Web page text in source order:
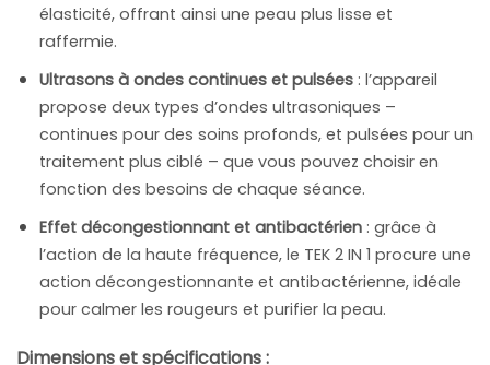
élasticité, offrant ainsi une peau plus lisse et
raffermie.
Ultrasons à ondes continues et pulsées: l’appareil
propose deux types d’ondes ultrasoniques –
continues pour des soins profonds, et pulsées pour un
traitement plus ciblé – que vous pouvez choisir en
fonction des besoins de chaque séance.
Effet décongestionnant et antibactérien: grâce à
l’action de la haute fréquence, le TEK 2 IN 1 procure une
action décongestionnante et antibactérienne, idéale
pour calmer les rougeurs et purifier la peau.
Dimensions et spécifications :